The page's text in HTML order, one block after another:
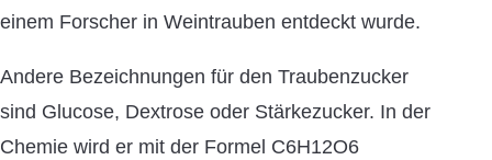
einem Forscher in Weintrauben entdeckt wurde.
Andere Bezeichnungen für den Traubenzucker
sind Glucose, Dextrose oder Stärkezucker. In der
Chemie wird er mit der Formel C6H12O6